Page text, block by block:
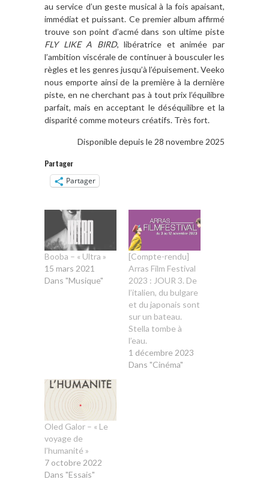
au service d’un geste musical à la fois apaisant,
immédiat et puissant. Ce premier album affirmé
trouve son point d’acmé dans son ultime piste
FLY LIKE A BIRD, libératrice et animée par
l’ambition viscérale de continuer à bousculer les
règles et les genres jusqu’à l’épuisement. Veeko
nous emporte ainsi de la première à la dernière
piste, en ne cherchant pas à tout prix l’équilibre
parfait, mais en acceptant le déséquilibre et la
disparité comme moteurs créatifs. Très fort.
Disponible depuis le 28 novembre 2025
Partager
Partager
Booba – « Ultra »
15 mars 2021
Dans "Musique"
[Compte-rendu]
Arras Film Festival
2023 : JOUR 3. De
l’italien, du bulgare
et du japonais sont
sur un bateau.
Stella tombe à
l’eau.
1 décembre 2023
Dans "Cinéma"
Oled Galor – « Le
voyage de
l’humanité »
7 octobre 2022
Dans "Essais"